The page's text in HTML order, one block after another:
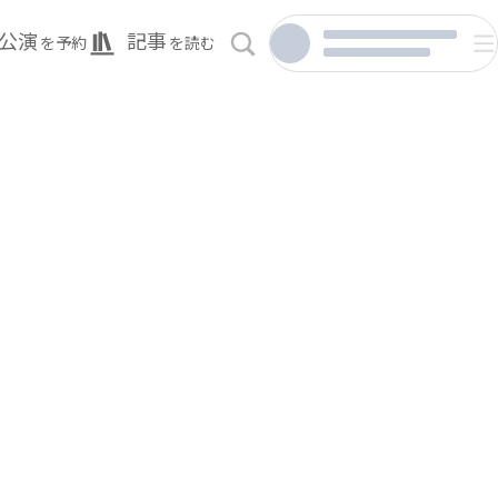
公演 を予約 記事 を読む